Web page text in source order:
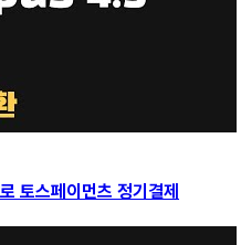
토스페이먼츠 정기결제